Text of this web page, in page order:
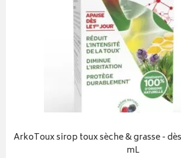
ArkoToux sirop toux sèche & grasse -
mL